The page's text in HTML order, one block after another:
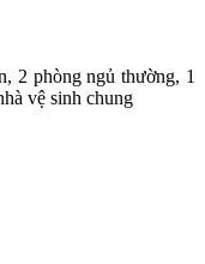
2 phòng ngủ thường, 1
vệ sinh chung